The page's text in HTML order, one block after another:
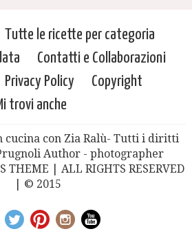
Tutte le ricette per categoria
Contatti e Collaborazioni
Privacy Policy
Copyright
trovi anche
cucina con Zia Ralù- Tutti i diritti
Author - photographer
THEME | ALL RIGHTS RESERVED
| © 2015